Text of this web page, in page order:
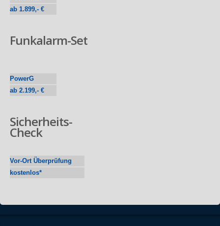
ab 1.899,- €
Funkalarm-Set
PowerG
ab 2.199,- €
Sicherheits-
Check
Vor-Ort Überprüfung
kostenlos*